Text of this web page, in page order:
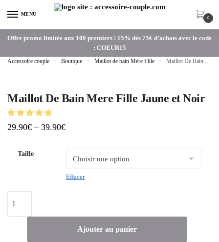
MENU
0
Offre promo limitée aux 100 premiers ! 15% dès 75€ d’achats avec le code
: COEUR15
Accessoire couple » Boutique » Maillot de bain Mère Fille » Maillot De Bain Mere Fille Jaune et Noir
Maillot De Bain Mere Fille Jaune et Noir
29.90€ – 39.90€
Taille
Effacer
Ajouter au panier